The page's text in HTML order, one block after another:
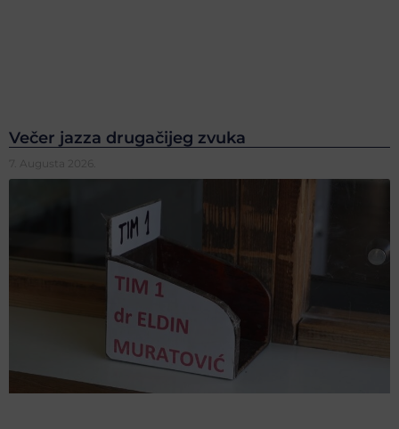
Večer jazza drugačijeg zvuka
7. Augusta 2026.